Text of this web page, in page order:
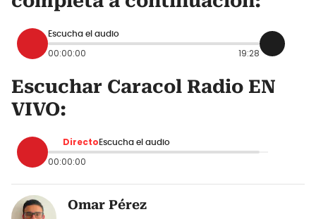
Escucha el audio
00:00:00 19:28
Escuchar Caracol Radio EN
VIVO:
Directo Escucha el audio
00:00:00
Omar Pérez